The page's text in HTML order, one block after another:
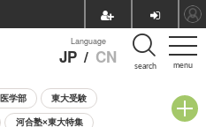
menu
Language
JP / CN search
医学部 東大受験
河合塾×東大特集